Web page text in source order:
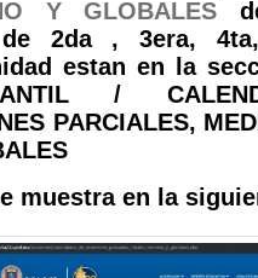
Difusión
Contacto
Y GLOBALES
de 2da , 3era,
estan en la
/
PARCIALES,
muestra en la